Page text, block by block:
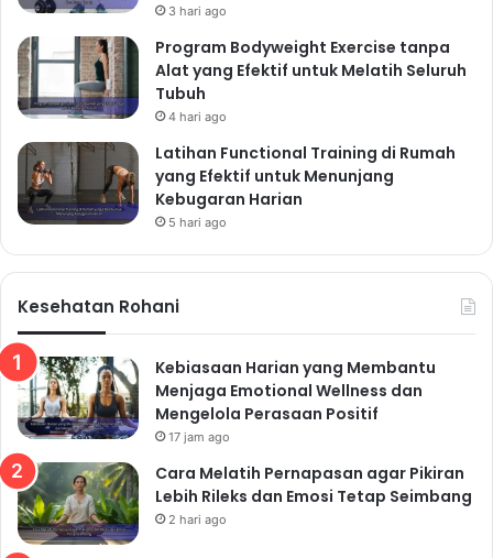
3 hari ago
Program Bodyweight Exercise tanpa
Alat yang Efektif untuk Melatih Seluruh
Tubuh
4 hari ago
Latihan Functional Training di Rumah
yang Efektif untuk Menunjang
Kebugaran Harian
5 hari ago
Kesehatan Rohani
Kebiasaan Harian yang Membantu
Menjaga Emotional Wellness dan
Mengelola Perasaan Positif
17 jam ago
Cara Melatih Pernapasan agar Pikiran
Lebih Rileks dan Emosi Tetap Seimbang
2 hari ago